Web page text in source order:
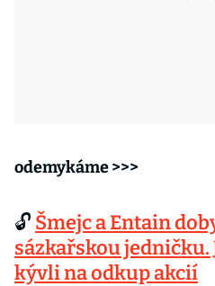
odemykáme >>>
🔓 Šmejc a Entain
sázkařskou
kývli na odkup akcií